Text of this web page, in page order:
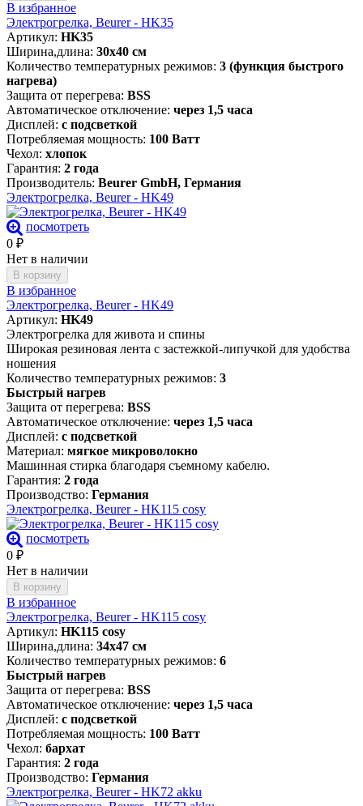
В избранное
Электрогрелка, Beurer - HK35
Артикул: HK35
Ширина,длина: 30х40 см
Количество температурных режимов: 3 (функция быстрого
нагрева)
Защита от перегрева: BSS
Автоматическое отключение: через 1,5 часа
Дисплей: с подсветкой
Потребляемая мощность: 100 Ватт
Чехол: хлопок
Гарантия: 2 года
Производитель: Beurer GmbH, Германия
Электрогрелка, Beurer - HK49
посмотреть
0 ₽
Нет в наличии
В корзину
В избранное
Электрогрелка, Beurer - HK49
Артикул: HK49
Электрогрелка для живота и спины
Широкая резиновая лента с застежкой-липучкой для удобства
ношения
Количество температурных режимов: 3
Быстрый нагрев
Защита от перегрева: BSS
Автоматическое отключение: через 1,5 часа
Дисплей: с подсветкой
Материал: мягкое микроволокно
Машинная стирка благодаря съемному кабелю.
Гарантия: 2 года
Производство: Германия
Электрогрелка, Beurer - HK115 cosy
посмотреть
0 ₽
Нет в наличии
В корзину
В избранное
Электрогрелка, Beurer - HK115 cosy
Артикул: HK115 cosy
Ширина,длина: 34х47 см
Количество температурных режимов: 6
Быстрый нагрев
Защита от перегрева: BSS
Автоматическое отключение: через 1,5 часа
Дисплей: с подсветкой
Потребляемая мощность: 100 Ватт
Чехол: бархат
Гарантия: 2 года
Производство: Германия
Электрогрелка, Beurer - HK72 akku